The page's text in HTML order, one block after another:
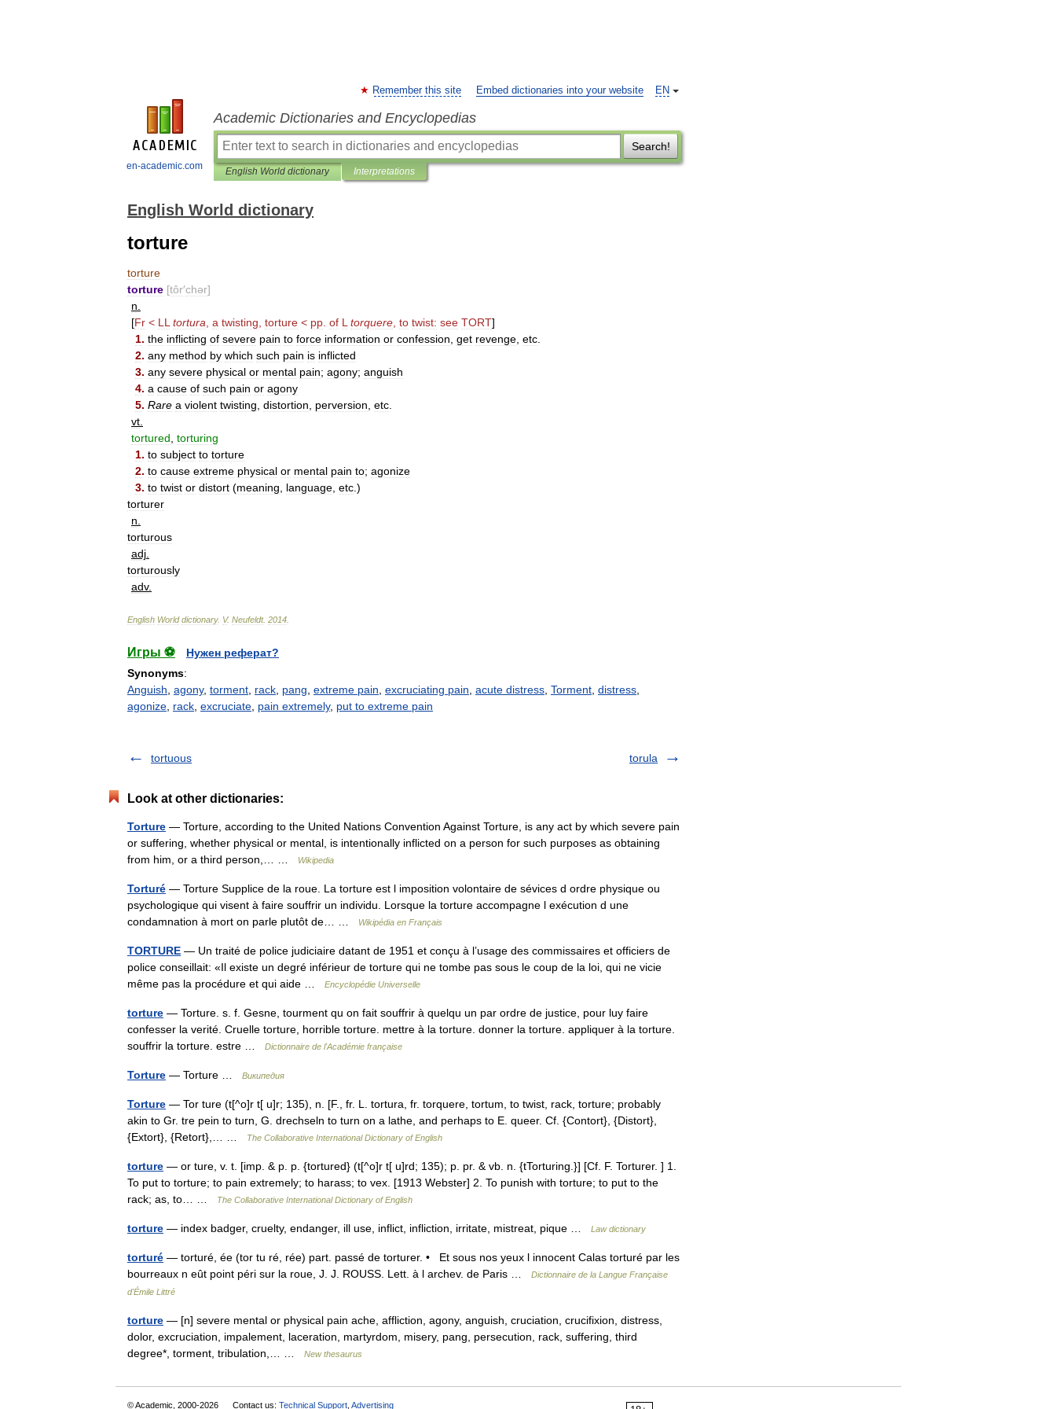
en-academic.com
EN
Remember this site Embed dictionaries into your website
Academic Dictionaries and Encyclopedias
Search!
English World dictionary Interpretations
English World dictionary
torture
torture
torture [tôr′chər]
n
[Fr < LL tortura a twisting torture < pp of L torquere to twist: see TORT]
1. the inflicting of severe pain to force information or confession get revenge etc
2. any method by which such pain is inflicted
3. any severe physical or mental pain; agony; anguish
4. a cause of such pain or agony
5. Rare a violent twisting distortion perversion etc
vt
tortured torturing
1. to subject to torture
2. to cause extreme physical or mental pain to; agonize
3. to twist or distort (meaning language etc .)
torturer
n
torturous
adj
torturously
adv.
English World dictionary. V. Neufeldt. 2014
Игры ⚽
Нужен реферат?
Synonyms:
Anguish agony, torment rack pang extreme pain excruciating pain acute distress Torment distress
agonize rack excruciate pain extremely, put to extreme pain
tortuous torula
Look at other dictionaries:
Torture — Torture, according to the United Nations Convention Against Torture, is any act by which severe pain
or suffering, whether physical or mental, is intentionally inflicted on a person for such purposes as obtaining
from him, or a third person,… …
Wikipedia
Torturé — Torture Supplice de la roue. La torture est l imposition volontaire de sévices d ordre physique ou
psychologique qui visent à faire souffrir un individu. Lorsque la torture accompagne l exécution d une
condamnation à mort on parle plutôt de… …
Wikipédia en Français
TORTURE — Un traité de police judiciaire datant de 1951 et conçu à l’usage des commissaires et officiers de
police conseillait: «Il existe un degré inférieur de torture qui ne tombe pas sous le coup de la loi, qui ne vicie
même pas la procédure et qui aide …
Encyclopédie Universelle
torture — Torture. s. f. Gesne, tourment qu on fait souffrir à quelqu un par ordre de justice, pour luy faire
confesser la verité. Cruelle torture, horrible torture. mettre à la torture. donner la torture. appliquer à la torture.
souffrir la torture. estre …
Dictionnaire de l'Académie française
Torture — Torture … Википедия
Torture — Tor ture (t[^o]r t[ u]r; 135), n. [F., fr. L. tortura, fr. torquere, tortum, to twist, rack, torture; probably
akin to Gr. tre pein to turn, G. drechseln to turn on a lathe, and perhaps to E. queer. Cf. {Contort}, {Distort},
{Extort}, {Retort},… …
The Collaborative International Dictionary of English
torture — or ture, v. t. [imp. & p. p. {tortured} (t[^o]r t[ u]rd; 135); p. pr. & vb. n. {tTorturing.}] [Cf. F. Torturer. ] 1.
To put to torture; to pain extremely; to harass; to vex. [1913 Webster] 2. To punish with torture; to put to the
rack; as, to… …
The Collaborative International Dictionary of English
torture — index badger, cruelty, endanger, ill use, inflict, infliction, irritate, mistreat, pique … Law dictionary
torturé — torturé, ée (tor tu ré, rée) part. passé de torturer. • Et sous nos yeux l innocent Calas torturé par les
bourreaux n eût point péri sur la roue, J. J. ROUSS. Lett. à l archev. de Paris …
Dictionnaire de la Langue Française
d'Émile Littré
torture — [n] severe mental or physical pain ache, affliction, agony, anguish, cruciation, crucifixion, distress,
dolor, excruciation, impalement, laceration, martyrdom, misery, pang, persecution, rack, suffering, third
degree*, torment, tribulation,… …
New thesaurus
© Academic, 2000-2026 Contact us: Technical Support Advertising